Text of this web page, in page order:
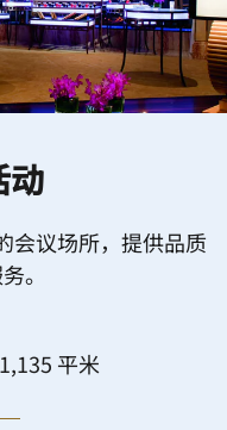
动
会议场所，提供品质
。
平米